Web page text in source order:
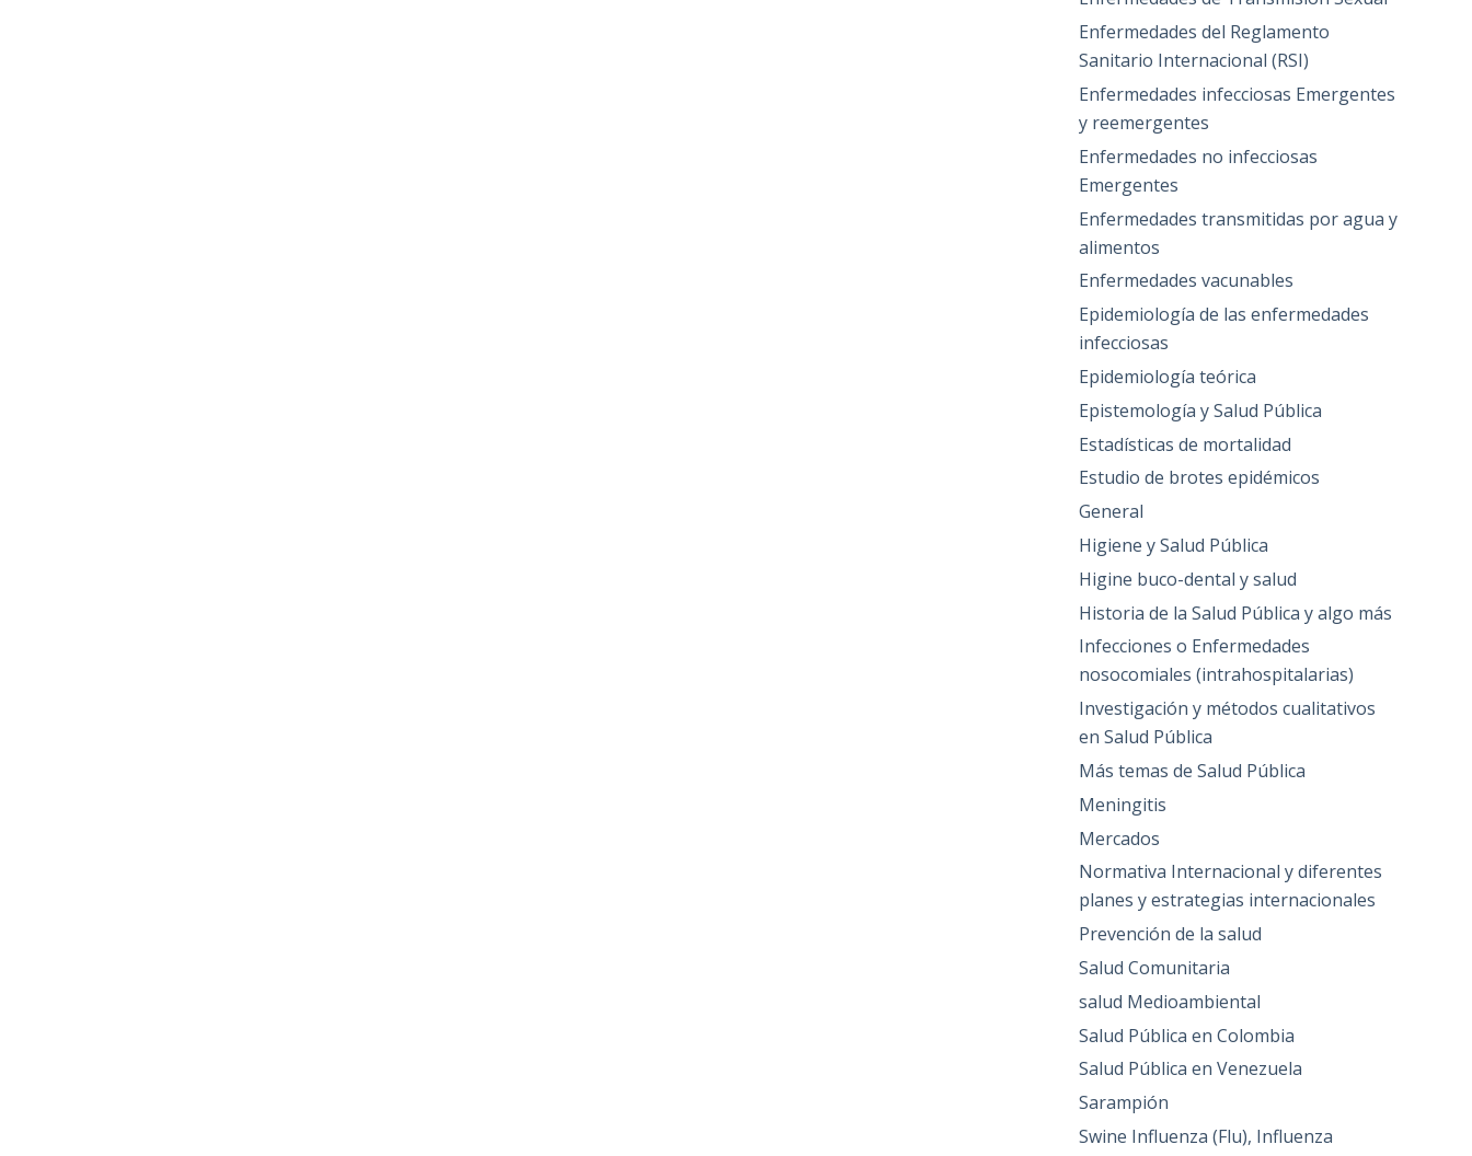
Enfermedades del Reglamento
Sanitario Internacional (RSI)
Enfermedades infecciosas Emergentes
y reemergentes
Enfermedades no infecciosas
Emergentes
Enfermedades transmitidas por agua y
alimentos
Enfermedades vacunables
Epidemiología de las enfermedades
infecciosas
Epidemiología teórica
Epistemología y Salud Pública
Estadísticas de mortalidad
Estudio de brotes epidémicos
General
Higiene y Salud Pública
Higine buco-dental y salud
Historia de la Salud Pública y algo más
Infecciones o Enfermedades
nosocomiales (intrahospitalarias)
Investigación y métodos cualitativos
en Salud Pública
Más temas de Salud Pública
Meningitis
Mercados
Normativa Internacional y diferentes
planes y estrategias internacionales
Prevención de la salud
Salud Comunitaria
salud Medioambiental
Salud Pública en Colombia
Salud Pública en Venezuela
Sarampión
Swine Influenza (Flu), Influenza